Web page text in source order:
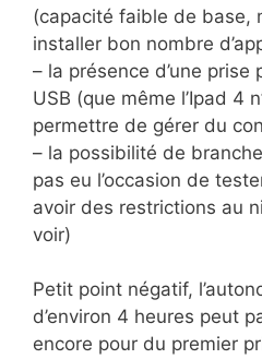
(capacité faible de base,
installer bon nombre
– la présence d’une prise
USB (que même l’Ipad 4
permettre de gérer du
– la possibilité de
pas eu l’occasion de
avoir des restrictions au
voir)
Petit point négatif,
d’environ 4 heures peut
encore pour du premier